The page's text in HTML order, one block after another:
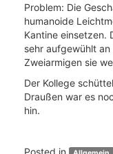
Problem: Die
humanoide
Kantine einsetzen.
sehr aufgewühlt
Zweiarmigen sie
Der Kollege
Draußen war es
hin.
Posted in